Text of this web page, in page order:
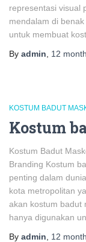
representasi visual
mendalam di
untuk membuat
By admin 12
KOSTUM BADUT
Kostum
Kostum Badut
Branding Kostum
penting dalam
kota metropolitan
akan kostum badut
hanya digunakan
By admin 12